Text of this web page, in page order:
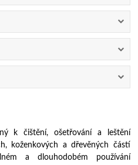
k čištění, ošetřování a leštění
koženkových a dřevěných částí
a dlouhodobém používání